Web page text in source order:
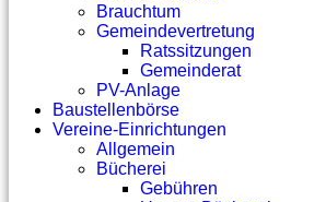
Brauchtum
Gemeindevertretung
Ratssitzungen
Gemeinderat
PV-Anlage
Baustellenbörse
Vereine-Einrichtungen
Allgemein
Bücherei
Gebühren